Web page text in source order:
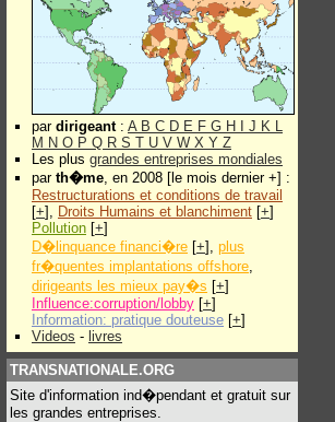
par dirigeant: A B C D E F G H J K L
M N O P Q R S T U V W X Y Z
Les plus grandes entreprises mondiales
par th�me, en 2008 [le mois dernier +] :
Restructurations et conditions de travail
[+], Droits Humains et blanchiment [+]
Pollution [+]
D�linquance financi�re [+], plus
fr�quentes implantations offshore,
dirigeants les mieux pay�s [+]
Influence:corruption/lobby [+]
Information: pratique douteuse [+]
Videos - livres
TRANSNATIONALE.ORG
Site d'information ind�pendant et gratuit sur
les grandes entreprises.